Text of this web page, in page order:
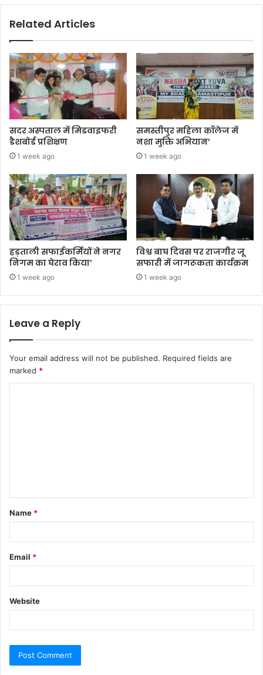
Related Articles
सदर अस्पताल में मिडवाइफरी
डैशबोर्ड प्रशिक्षण
1 week ago
समस्तीपुर महिला कॉलेज में
नशा मुक्ति अभियान’
1 week ago
हड़ताली सफाईकर्मियों ने नगर
निगम का घेराव किया’
1 week ago
विश्व बाघ दिवस पर राजगीर जू
सफारी में जागरूकता कार्यक्रम
1 week ago
Leave a Reply
Your email address will not be published. Required fields are
marked *
Name *
Email *
Website